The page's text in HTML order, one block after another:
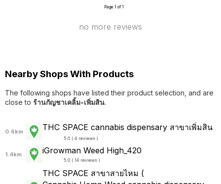
Page 1 of 1
no more reviews
Nearby Shops With Products
The following shops have listed their product selection, and are
close to ร้านกัญชาเคลิ้ม-เพิ่มสิน.
0.6km THC SPACE cannabis dispensary สาขาเพิ่มสิน
5.0 ( 4 reviews )
1.4km iGrowman Weed High_420
5.0 ( 14 reviews )
THC SPACE สาขาสายไหม (